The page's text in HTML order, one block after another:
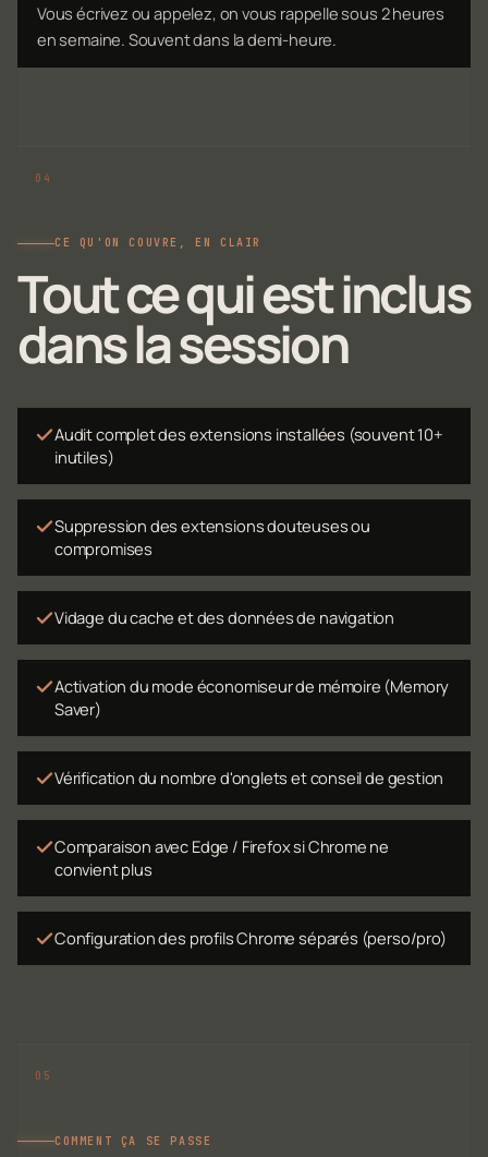
Vous écrivez ou appelez, on vous rappelle sous 2 heures
en semaine. Souvent dans la demi-heure.
CE QU'ON COUVRE, EN CLAIR
Tout ce qui est inclus
dans la session
Audit complet des extensions installées (souvent 10+
inutiles)
Suppression des extensions douteuses ou
compromises
Vidage du cache et des données de navigation
Activation du mode économiseur de mémoire (Memory
Saver)
Vérification du nombre d'onglets et conseil de gestion
Comparaison avec Edge / Firefox si Chrome ne
convient plus
Configuration des profils Chrome séparés (perso/pro)
COMMENT ÇA SE PASSE